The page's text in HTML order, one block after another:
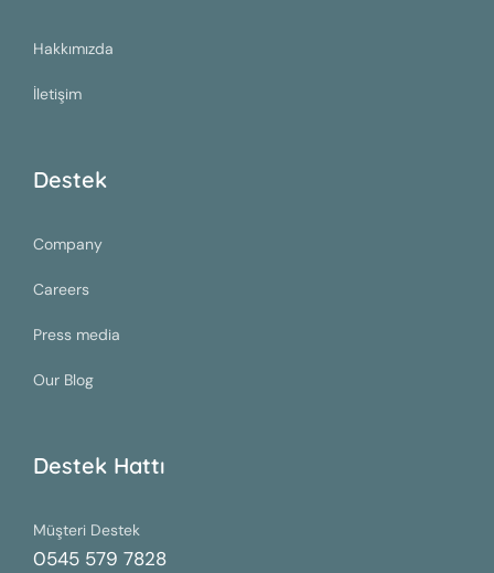
Hakkımızda
İletişim
Destek
Company
Careers
Press media
Our Blog
Destek Hattı
Müşteri Destek
0545 579 7828